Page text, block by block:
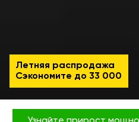
Летняя распродажа
Сэкономите до 33 000